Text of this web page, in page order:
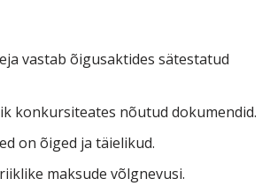
vastab õigusaktides sätestatud
konkursiteates nõutud dokumendid.
on õiged ja täielikud.
maksude võlgnevusi.